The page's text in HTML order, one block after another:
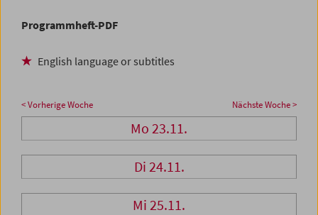
Programmheft-PDF
English language or subtitles
< Vorherige Woche Nächste Woche >
Mo 23.11.
Di 24.11.
Mi 25.11.